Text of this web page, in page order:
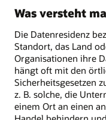
Was versteht
Die Datenresidenz
Standort, das Land
Organisationen ihre
hängt oft mit den
Sicherheitsgesetzen
z. B. solche, die
einem Ort an einen